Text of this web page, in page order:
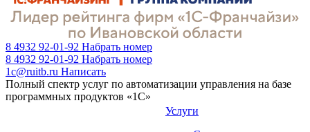
8 4932 92-01-92 Набрать номер
8 4932 92-01-92 Набрать номер
1c@ruitb.ru Написать
Полный спектр услуг по автоматизации управления на базе
программных продуктов «1С»
Услуги